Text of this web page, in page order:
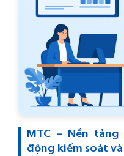
MTC – Nền
động kiểm soát